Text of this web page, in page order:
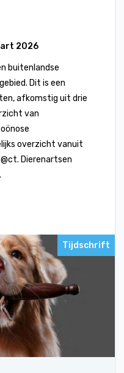
2026
buitenlandse
Dit is een
afkomstig uit drie
van
overzicht vanuit
Dierenartsen
Tijdschrift